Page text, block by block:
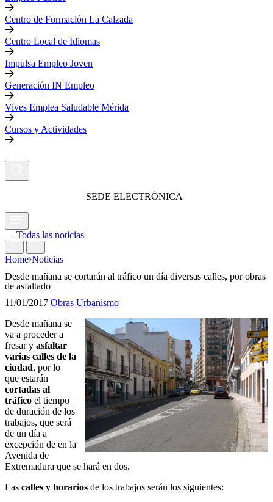
Centro de Formación La Calzada
Centro Local de Idiomas
Impulsa Empleo Joven
Generación IN Empleo
Vives Emplea Saludable Mérida
Cursos y Actividades
SEDE ELECTRÓNICA
Todas las noticias
Home Noticias
Desde mañana se cortarán al tráfico un día diversas calles, por obras
de asfaltado
11/01/2017 Obras Urbanismo
Desde mañana se
va a proceder a
fresar y asfaltar
varias calles de la
ciudad, por lo
que estarán
cortadas al
tráfico el tiempo
de duración de los
trabajos, que será
de un día a
excepción de en la
Avenida de
Extremadura que se hará en dos.
Las calles y horarios de los trabajos serán los siguientes: